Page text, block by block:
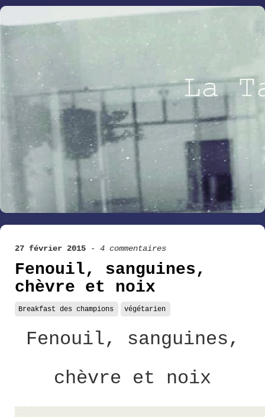
27 février 2015 - 4 commentaires
Fenouil, sanguines,
chèvre et noix
Breakfast des champions végétarien
Fenouil, sanguines,
chèvre et noix